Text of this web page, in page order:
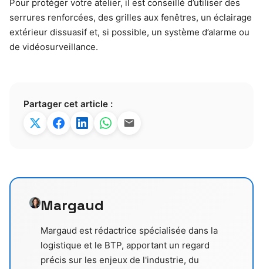
Pour protéger votre atelier, il est conseillé d’utiliser des
serrures renforcées, des grilles aux fenêtres, un éclairage
extérieur dissuasif et, si possible, un système d’alarme ou
de vidéosurveillance.
Partager cet article :
Margaud
Margaud est rédactrice spécialisée dans la
logistique et le BTP, apportant un regard
précis sur les enjeux de l'industrie, du